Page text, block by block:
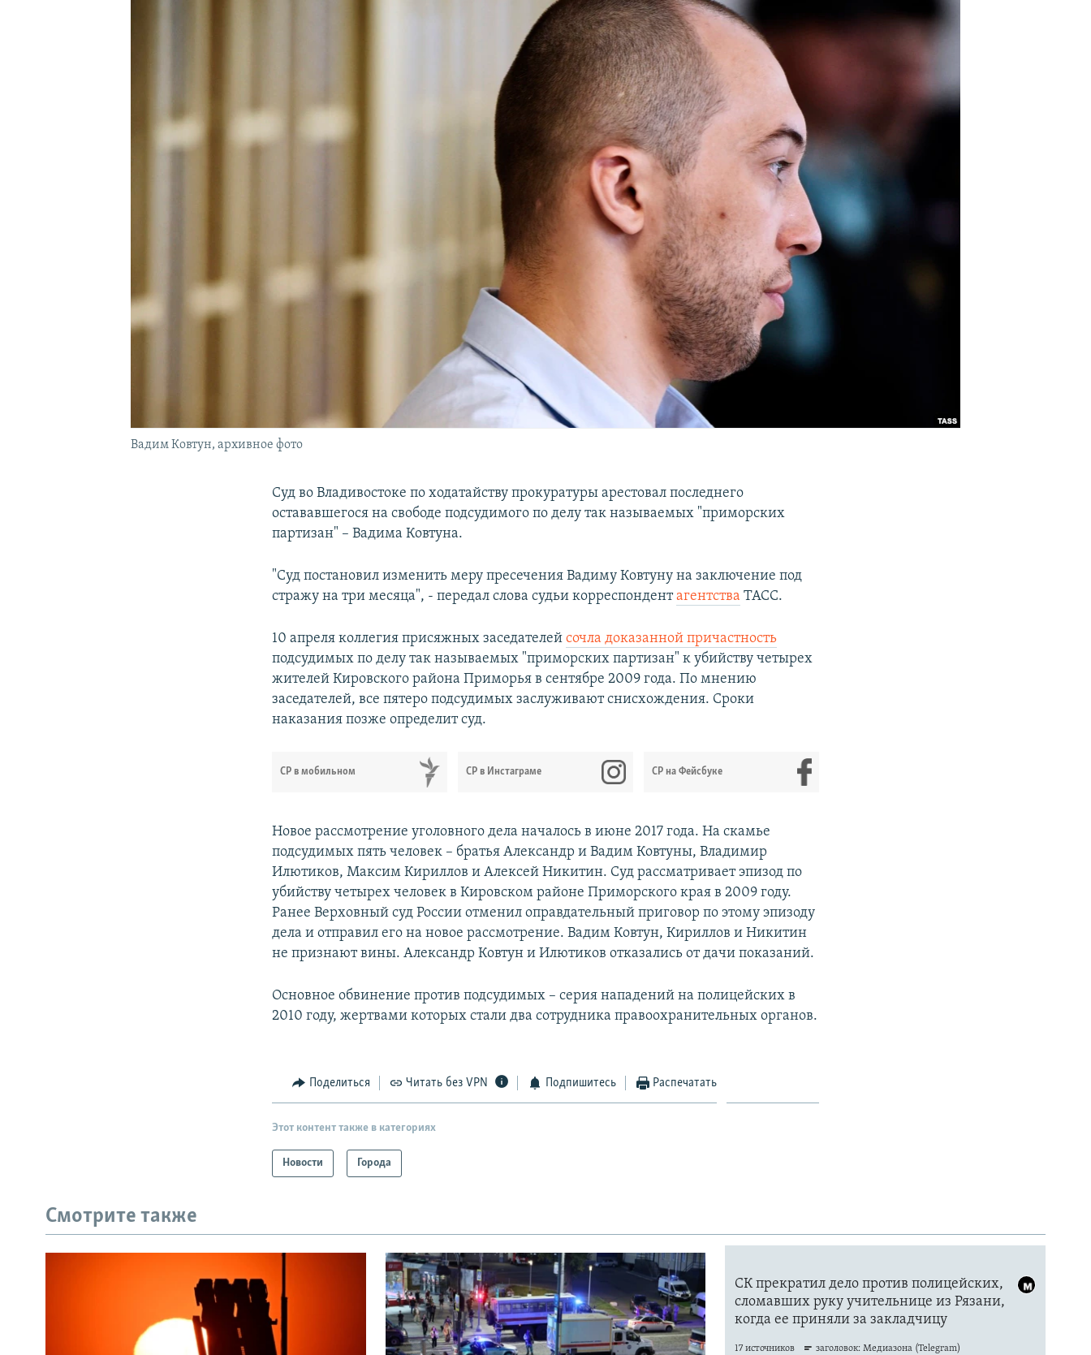
Вадим Ковтун, архивное фото
Суд во Владивостоке по ходатайству прокуратуры арестовал последнего
остававшегося на свободе подсудимого по делу так называемых "приморских
партизан" – Вадима Ковтуна.
"Суд постановил изменить меру пресечения Вадиму Ковтуну на заключение под
стражу на три месяца", - передал слова судьи корреспондентагентства ТАСС.
10 апреля коллегия присяжных заседателейсочла доказанной причастность
подсудимых по делу так называемых "приморских партизан" к убийству четырех
жителей Кировского района Приморья в сентябре 2009 года. По мнению
заседателей, все пятеро подсудимых заслуживают снисхождения. Сроки
наказания позже определит суд.
СР в мобильном СР в Инстаграме СР на Фейсбуке
Новое рассмотрение уголовного дела началось в июне 2017 года. На скамье
подсудимых пять человек – братья Александр и Вадим Ковтуны, Владимир
Илютиков, Максим Кириллов и Алексей Никитин. Суд рассматривает эпизод по
убийству четырех человек в Кировском районе Приморского края в 2009 году.
Ранее Верховный суд России отменил оправдательный приговор по этому эпизоду
дела и отправил его на новое рассмотрение. Вадим Ковтун, Кириллов и Никитин
не признают вины. Александр Ковтун и Илютиков отказались от дачи показаний.
Основное обвинение против подсудимых – серия нападений на полицейских в
2010 году, жертвами которых стали два сотрудника правоохранительных органов.
Поделиться Читать без VPN Подпишитесь Распечатать
Этот контент также в категориях
Новости Города
Смотрите также